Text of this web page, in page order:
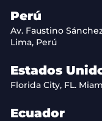
Perú
Av. Faustino
Lima, Perú
Estados
Florida City, FL.
Ecuador